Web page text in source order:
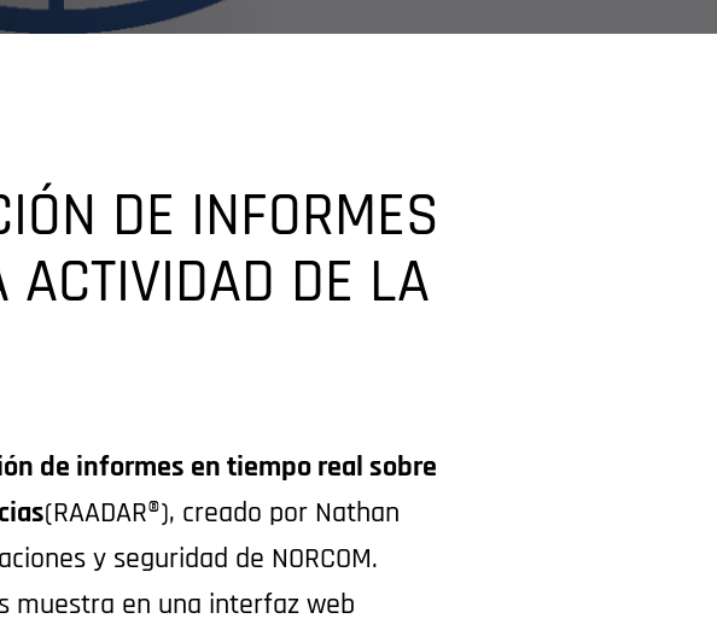
DE INFORMES
ACTIVIDAD DE LA
de informes en tiempo real sobre
(RAADAR®), creado por Nathan
y seguridad de NORCOM.
muestra en una interfaz web